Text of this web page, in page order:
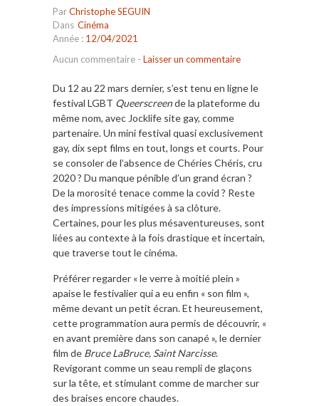
ParChristophe SEGUIN
Dans Cinéma
Année : 12/04/2021
Aucun commentaire - Laisser un commentaire
Du 12 au 22 mars dernier, s’est tenu en ligne le
festival LGBT Queerscreende la plateforme du
même nom, avec Jocklife site gay, comme
partenaire. Un mini festival quasi exclusivement
gay, dix sept films en tout, longs et courts. Pour
se consoler de l’absence de Chéries Chéris, cru
2020 ? Du manque pénible d’un grand écran ?
De la morosité tenace comme la covid ? Reste
des impressions mitigées à sa clôture.
Certaines, pour les plus mésaventureuses, sont
liées au contexte à la fois drastique et incertain,
que traverse tout le cinéma.
Préférer regarder « le verre à moitié plein »
apaise le festivalier qui a eu enfin « son film »,
même devant un petit écran. Et heureusement,
cette programmation aura permis de découvrir, «
en avant première dans son canapé », le dernier
film de Bruce LaBruce, Saint Narcisse.
Revigorant comme un seau rempli de glaçons
sur la tête, et stimulant comme de marcher sur
des braises encore chaudes.